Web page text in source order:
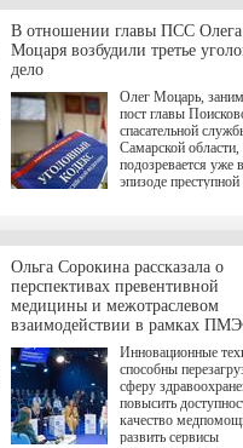
на трудоустройство
спокойную
мирной жизни.
В отношении главы ПСС Олега
Моцаря возбудили третье
дело
Олег Моцарь,
пост главы
спасательной
Самарской области,
подозревается уже
эпизоде преступной
а сам он
Ольга Сорокина рассказала о
перспективах превентивной
медицины и межотраслевом
взаимодействии в рамках
Инновационные
способны
сферу
повысить
качество
развить сервисы